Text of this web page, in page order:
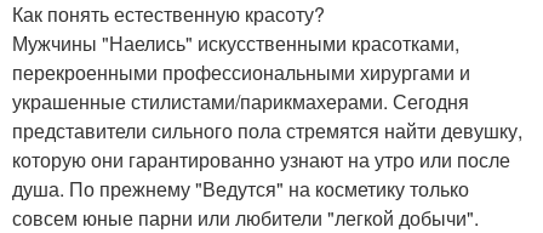
Как понять естественную красоту?
Мужчины "Наелись" искусственными красотками,
перекроенными профессиональными хирургами и
украшенные стилистами/парикмахерами. Сегодня
представители сильного пола стремятся найти девушку,
которую они гарантированно узнают на утро или после
душа. По прежнему "Ведутся" на косметику только
совсем юные парни или любители "легкой добычи".